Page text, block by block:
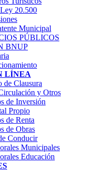
20.500
Municipal
PÚBLICOS
BNUP
LÍNEA
de Clausura
y Otros
de Inversión
Propio
de Renta
de Obras
Conducir
Municipales
Educación